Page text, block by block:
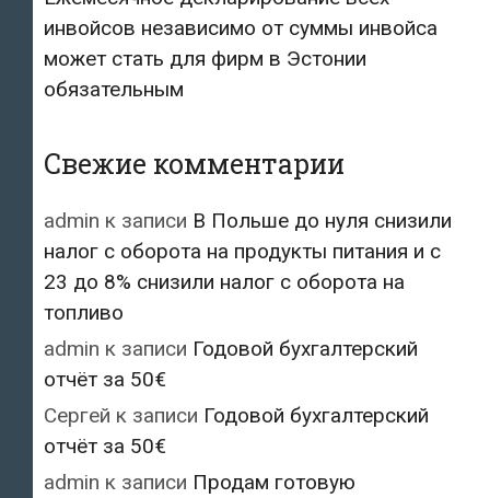
инвойсов независимо от суммы инвойса
может стать для фирм в Эстонии
обязательным
Свежие комментарии
admin к записи В Польше до нуля снизили
налог с оборота на продукты питания и с
23 до 8% снизили налог с оборота на
топливо
admin к записи Годовой бухгалтерский
отчёт за 50€
Сергей к записи Годовой бухгалтерский
отчёт за 50€
admin к записи Продам готовую